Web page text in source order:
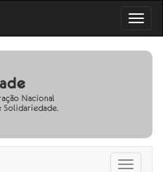
Toggle